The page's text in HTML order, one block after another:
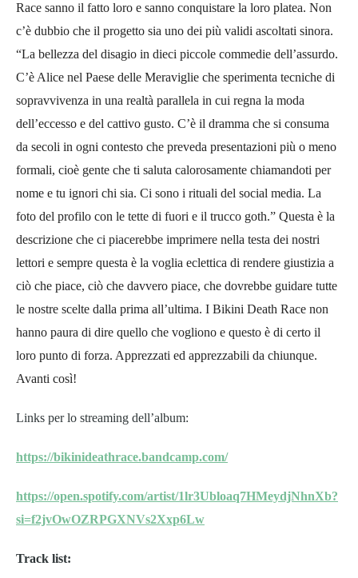
Race sanno il fatto loro e sanno conquistare la loro platea. Non
c’è dubbio che il progetto sia uno dei più validi ascoltati sinora.
“La bellezza del disagio in dieci piccole commedie dell’assurdo.
C’è Alice nel Paese delle Meraviglie che sperimenta tecniche di
sopravvivenza in una realtà parallela in cui regna la moda
dell’eccesso e del cattivo gusto. C’è il dramma che si consuma
da secoli in ogni contesto che preveda presentazioni più o meno
formali, cioè gente che ti saluta calorosamente chiamandoti per
nome e tu ignori chi sia. Ci sono i rituali del social media. La
foto del profilo con le tette di fuori e il trucco goth.” Questa è la
descrizione che ci piacerebbe imprimere nella testa dei nostri
lettori e sempre questa è la voglia eclettica di rendere giustizia a
ciò che piace, ciò che davvero piace, che dovrebbe guidare tutte
le nostre scelte dalla prima all’ultima. I Bikini Death Race non
hanno paura di dire quello che vogliono e questo è di certo il
loro punto di forza. Apprezzati ed apprezzabili da chiunque.
Avanti così!
Links per lo streaming dell’album:
https://bikinideathrace.bandcamp.com/
https://open.spotify.com/artist/1lr3Ubloaq7HMeydjNhnXb?
si=f2jvOwOZRPGXNVs2Xxp6Lw
Track list: